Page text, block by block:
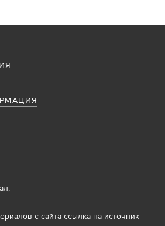
с сайта ссылка на источник